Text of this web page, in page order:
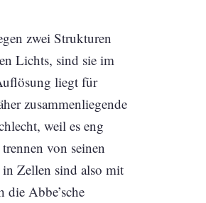
zwei Strukturen
Lichts, sind sie im
liegt für
zusammenliegende
weil es eng
von seinen
Zellen sind also mit
Abbe’sche